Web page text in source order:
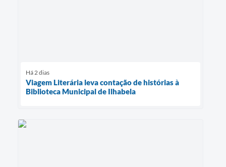
Há 2 dias
Viagem Literária leva contação de histórias à
Biblioteca Municipal de Ilhabela